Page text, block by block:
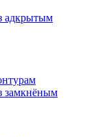
адкрытым
замкнёным